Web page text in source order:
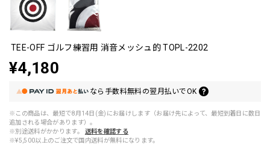
TEE-OFF ゴルフ練習用 消音メッシュ的 TOPL-2202
¥4,180
なら 手数料無料の翌月払いでOK
※この商品は、最短で8月14日(金)にお届けします（お届け先によって、最短到着日に数日
追加される場合があります）。
※別途送料がかかります。
送料を確認する
※¥5,500以上のご注文で国内送料が無料になります。